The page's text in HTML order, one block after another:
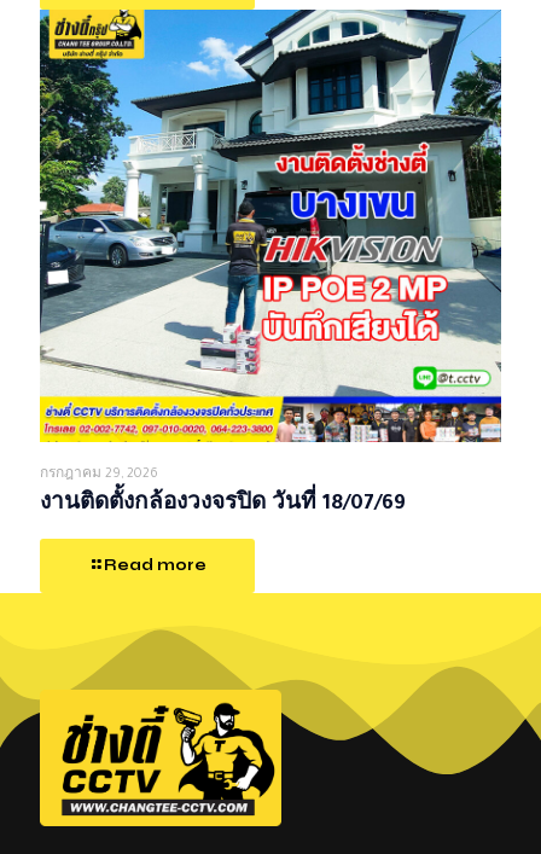
กรกฎาคม 29, 2026
งานติดตั้งกล้องวงจรปิด วันที่ 18/07/69
Read more